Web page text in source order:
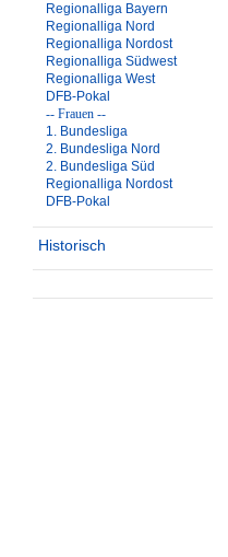
Regionalliga Bayern
Regionalliga Nord
Regionalliga Nordost
Regionalliga Südwest
Regionalliga West
DFB-Pokal
-- Frauen --
1. Bundesliga
2. Bundesliga Nord
2. Bundesliga Süd
Regionalliga Nordost
DFB-Pokal
Historisch